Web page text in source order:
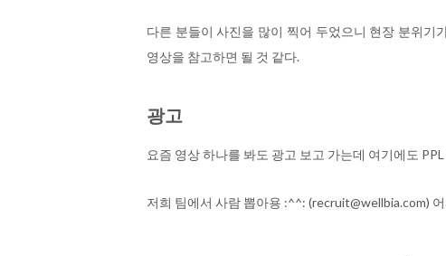
다른 분들이 사진을 많이 찍어 두었으니 현장 분위기
영상을 참고하면 될 것 같다.
광고
요즘 영상 하나를 봐도 광고 보고 가는데 여기에도
저희 팀에서 사람 뽑아용 :^^: (recruit@wellbia.com)